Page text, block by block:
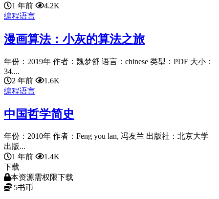
1 年前
4.2K
编程语言
漫画算法：小灰的算法之旅
年份：2019年 作者：魏梦舒 语言：chinese 类型：PDF 大小：
34....
2 年前
1.6K
编程语言
中国哲学简史
年份：2010年 作者：Feng you lan, 冯友兰 出版社：北京大学
出版...
1 年前
1.4K
下载
本资源需权限下载
5书币